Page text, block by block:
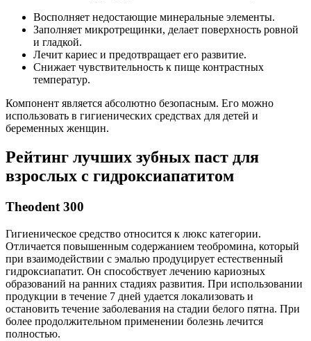
Восполняет недостающие минеральные элементы.
Заполняет микротрещинки, делает поверхность ровной
и гладкой.
Лечит кариес и предотвращает его развитие.
Снижает чувствительность к пище контрастных
температур.
Компонент является абсолютно безопасным. Его можно
использовать в гигиенических средствах для детей и
беременных женщин.
Рейтинг лучших зубных паст для
взрослых с гидроксиапатитом
Theodent 300
Гигиеническое средство относится к люкс категории.
Отличается повышенным содержанием теобромина, который
при взаимодействии с эмалью продуцирует естественный
гидроксиапатит. Он способствует лечению кариозных
образований на ранних стадиях развития. При использовании
продукции в течение 7 дней удается локализовать и
остановить течение заболевания на стадии белого пятна. При
более продолжительном применении болезнь лечится
полностью.